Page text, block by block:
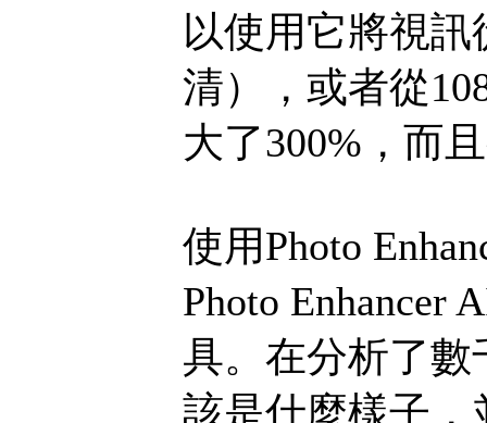
以使用它將視訊
清），或者從
大了300%，而
使用Photo
Photo
具。在分析了
該是什麼樣子